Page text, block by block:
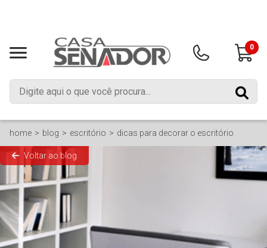
0
home blog escritório dicas para decorar o escritório
Voltar ao blog